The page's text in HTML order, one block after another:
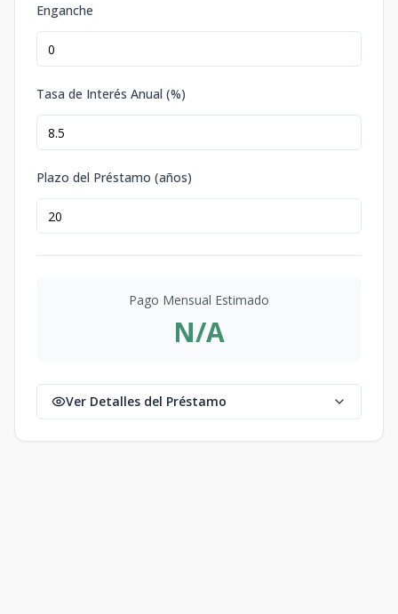
Enganche
Tasa de Interés Anual (%)
Plazo del Préstamo (años)
Pago Mensual Estimado
N/A
Ver Detalles del Préstamo